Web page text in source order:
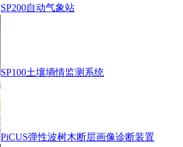
SP200自动气象站
SP100土壤墒情监测系统
PiCUS弹性波树木断层画像诊断装置